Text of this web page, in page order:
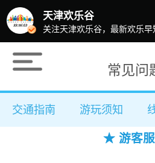
天津欢乐谷
关注天津欢乐谷，最新欢乐早
常见问
交通指南 游玩须知
★ 游客